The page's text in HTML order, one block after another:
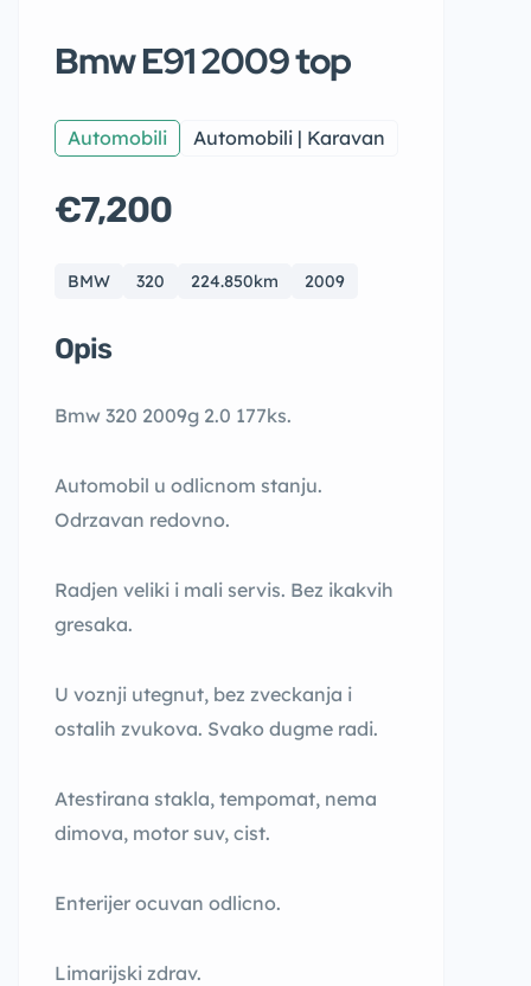
Bmw E91 2009 top
Automobili Automobili | Karavan
€7,200
BMW 320 224.850km 2009
Opis
Bmw 320 2009g 2.0 177ks.
Automobil u odlicnom stanju.
Odrzavan redovno.
Radjen veliki i mali servis. Bez ikakvih
gresaka.
U voznji utegnut, bez zveckanja i
ostalih zvukova. Svako dugme radi.
Atestirana stakla, tempomat, nema
dimova, motor suv, cist.
Enterijer ocuvan odlicno.
Limarijski zdrav.